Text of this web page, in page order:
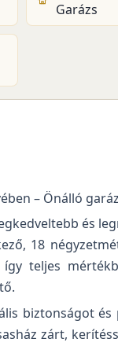
Garázs
– Önálló
és
18
így teljes
biztonságot
zárt,